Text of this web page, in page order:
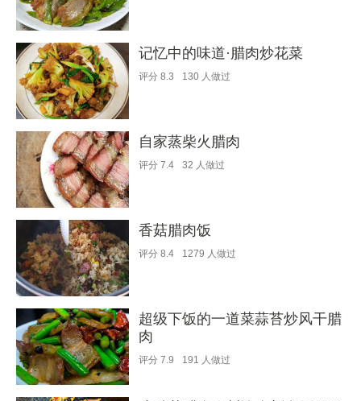
记忆中的味道·腊肉炒花菜
评分 8.3 130 人做过
自家蒸柴火腊肉
评分 7.4 32 人做过
香菇腊肉饭
评分 8.4 1279 人做过
超级下饭的一道菜蒜苔炒风干腊
肉
评分 7.9 191 人做过